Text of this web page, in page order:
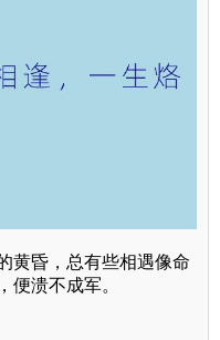
黄昏，总有些相遇像命
溃不成军。